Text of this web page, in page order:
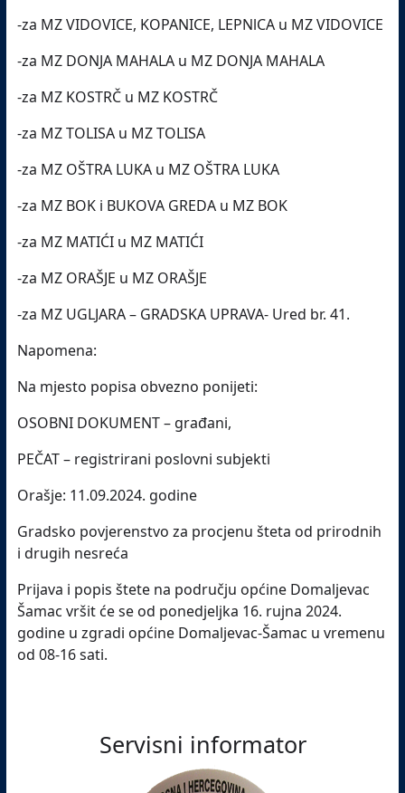
-za MZ VIDOVICE, KOPANICE, LEPNlCA u MZ VIDOVICE
-za MZ DONJA MAHALA u MZ DONJA MAHALA
-za MZ KOSTRČ u MZ KOSTRČ
-za MZ TOLISA u MZ TOLISA
-za MZ OŠTRA LUKA u MZ OŠTRA LUKA
-za MZ BOK i BUKOVA GREDA u MZ BOK
-za MZ MATIĆI u MZ MATIĆI
-za MZ ORAŠJE u MZ ORAŠJE
-za MZ UGLJARA – GRADSKA UPRAVA- Ured br. 41.
Napomena:
Na mjesto popisa obvezno ponijeti:
OSOBNI DOKUMENT – građani,
PEČAT – registrirani poslovni subjekti
Orašje: 11.09.2024. godine
Gradsko povjerenstvo za procjenu šteta od prirodnih
i drugih nesreća
Prijava i popis štete na području općine Domaljevac
Šamac vršit će se od ponedjeljka 16. rujna 2024.
godine u zgradi općine Domaljevac-Šamac u vremenu
od 08-16 sati.
Servisni informator